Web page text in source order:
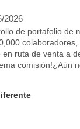
2026
de portafolio de
ruta de venta a
comisión!¿Aún